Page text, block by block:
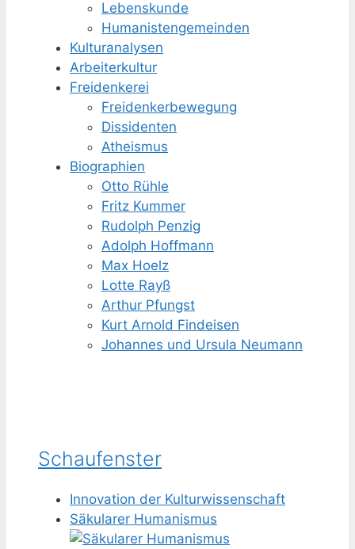
Lebenskunde
Humanisten­gemeinden
Kulturanalysen
Arbeiterkultur
Freidenkerei
Freidenker­bewegung
Dissidenten
Atheismus
Biographien
Otto Rühle
Fritz Kummer
Rudolph Penzig
Adolph Hoffmann
Max Hoelz
Lotte Rayß
Arthur Pfungst
Kurt Arnold Findeisen
Johannes und Ursula Neumann
Schaufenster
Innovation der Kulturwissenschaft
Säkularer Humanismus